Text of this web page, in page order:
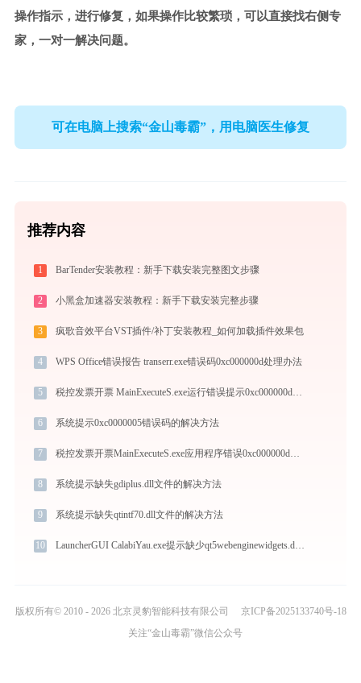
操作指示，进行修复，如果操作比较繁琐，可以直接找右侧专
家，一对一解决问题。
可在电脑上搜索“金山毒霸”，用电脑医生修复
推荐内容
1 BarTender安装教程：新手下载安装完整图文步骤
2 小黑盒加速器安装教程：新手下载安装完整步骤
3 疯歌音效平台VST插件/补丁安装教程_如何加载插件效果包
4 WPS Office错误报告 transerr.exe错误码0xc000000d处理办法
5 税控发票开票 MainExecuteS.exe运行错误提示0xc000000d的解决办法
6 系统提示0xc0000005错误码的解决方法
7 税控发票开票MainExecuteS.exe应用程序错误0xc000000d解决方法
8 系统提示缺失gdiplus.dll文件的解决方法
9 系统提示缺失qtintf70.dll文件的解决方法
10 LauncherGUI CalabiYau.exe提示缺少qt5webenginewidgets.dll文件的解决办法
版权所有© 2010 - 2026 北京灵豹智能科技有限公司
京ICP备2025133740号-18
关注“金山毒霸”微信公众号